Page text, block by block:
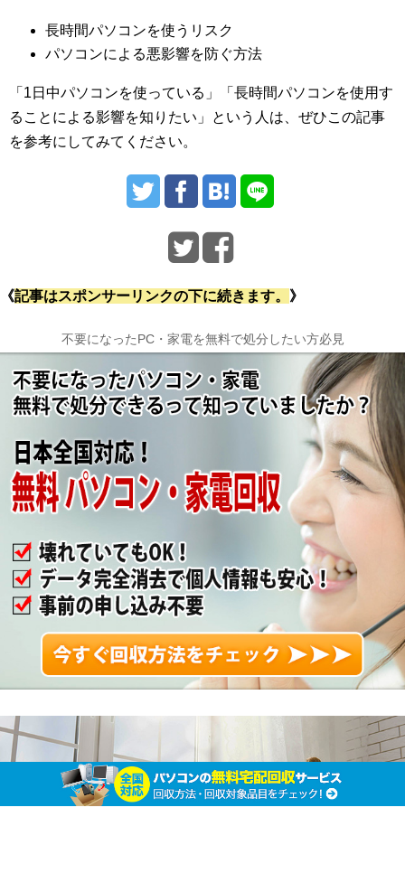
長時間パソコンを使うリスク
パソコンによる悪影響を防ぐ方法
「1日中パソコンを使っている」「長時間パソコンを使用す
ることによる影響を知りたい」という人は、ぜひこの記事
を参考にしてみてください。
《記事はスポンサーリンクの下に続きます。 》
不要になったPC・家電を無料で処分したい方必見